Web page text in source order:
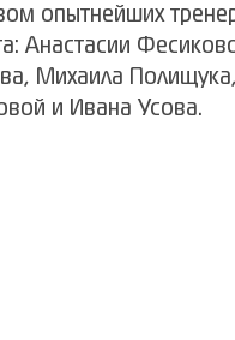
опытнейших
Анастасии
Михаила
и Ивана Усова.